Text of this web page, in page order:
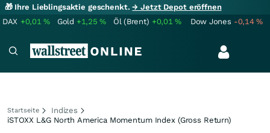
🎁 Ihre Lieblingsaktie geschenkt.→ Jetzt Depot eröffnen
DAX +0,01% Gold +1,25% Öl (Brent) +0,01% Dow Jones -0,14%
Startseite
Indizes
iSTOXX L&G North America Momentum Index (Gross Return)